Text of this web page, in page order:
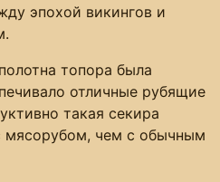
эпохой викингов и
топора была
отличные рубящие
такая секира
мясорубом, чем с обычным